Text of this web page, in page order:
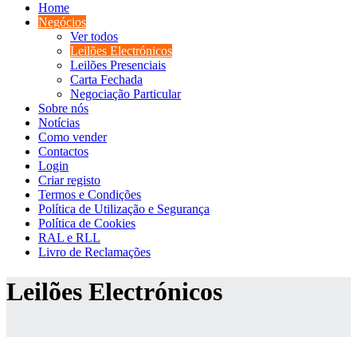
Home
Negócios
Ver todos
Leilões Electrónicos
Leilões Presenciais
Carta Fechada
Negociação Particular
Sobre nós
Notícias
Como vender
Contactos
Login
Criar registo
Termos e Condições
Política de Utilização e Segurança
Política de Cookies
RAL e RLL
Livro de Reclamações
Leilões Electrónicos